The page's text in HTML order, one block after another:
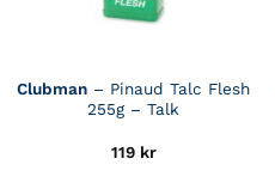
Clubman – Pinaud Talc Flesh
255g – Talk
119 kr